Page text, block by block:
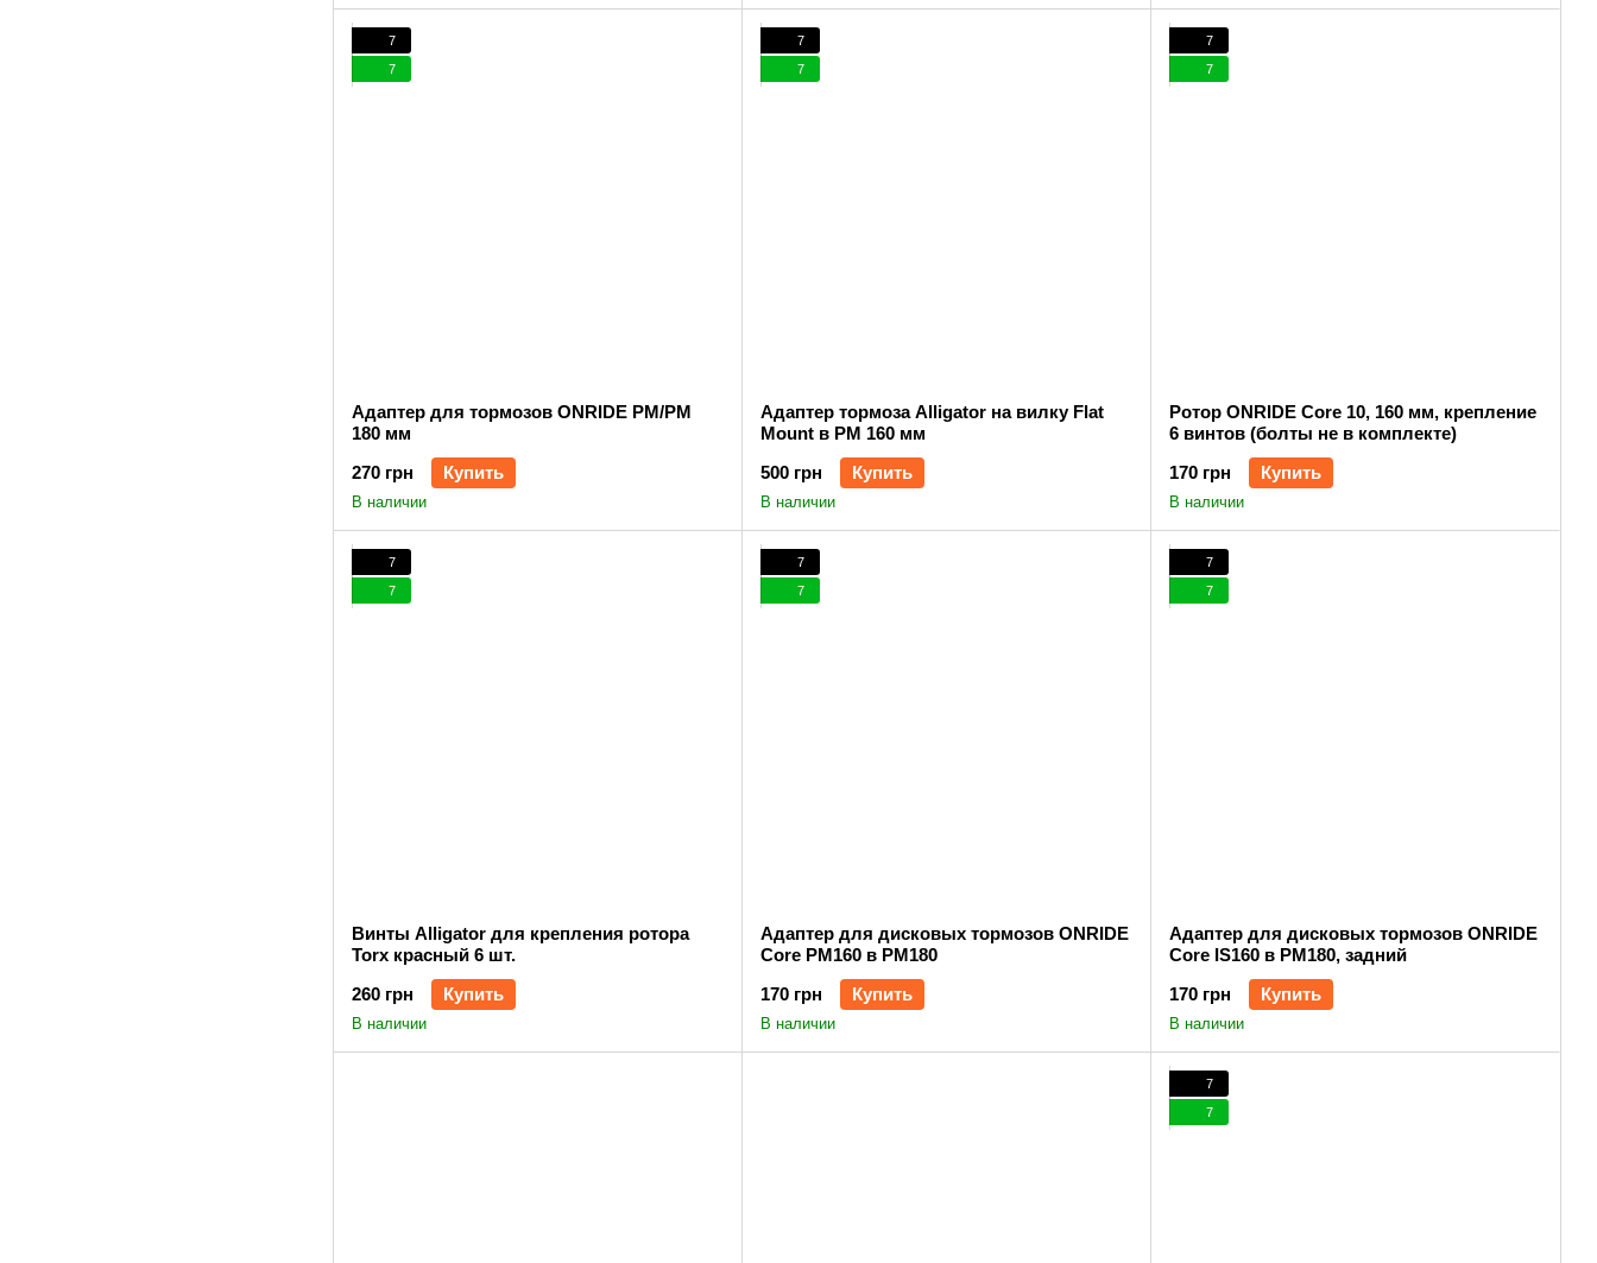
7
7
Адаптер для тормозов ONRIDE PM/PM
180 мм
270 грн
Купить
В наличии
7
7
Адаптер тормоза Alligator на вилку Flat
Mount в PM 160 мм
500 грн
Купить
В наличии
7
7
Ротор ONRIDE Core 10, 160 мм, крепление
6 винтов (болты не в комплекте)
170 грн
Купить
В наличии
7
7
Винты Alligator для крепления ротора
Torx красный 6 шт.
260 грн
Купить
В наличии
7
7
Адаптер для дисковых тормозов ONRIDE
Core PM160 в PM180
170 грн
Купить
В наличии
7
7
Адаптер для дисковых тормозов ONRIDE
Core IS160 в PM180, задний
170 грн
Купить
В наличии
7
7